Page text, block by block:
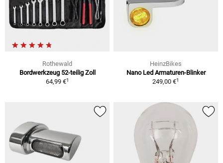
Rothewald
Bordwerkzeug 52-teilig Zoll
64,99 €1
HeinzBikes
Nano Led Armaturen-Blinker
249,00 €1